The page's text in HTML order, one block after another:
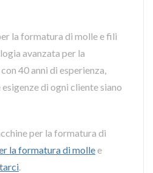
la formatura di molle e fili
avanzata per la
40 anni di esperienza,
di ogni cliente siano
per la formatura di
la formatura di mollee
.